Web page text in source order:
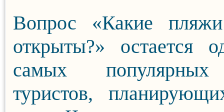
Вопрос «Какие
открыты?» остается
самых
туристов,